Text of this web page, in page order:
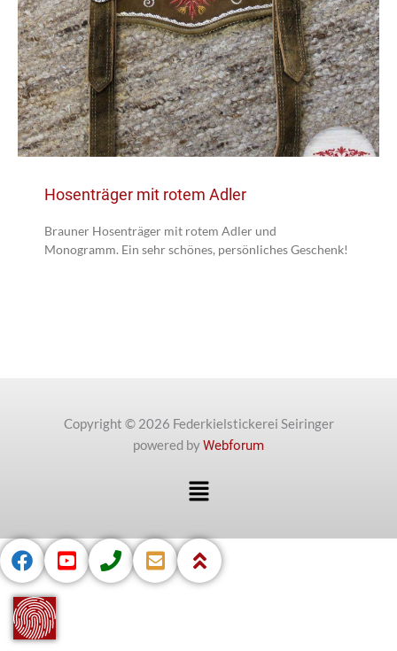
Hosenträger mit rotem Adler
Brauner Hosenträger mit rotem Adler und
Monogramm. Ein sehr schönes, persönliches Geschenk!
Copyright © 2026 Federkielstickerei Seiringer
powered byWebforum
Menü